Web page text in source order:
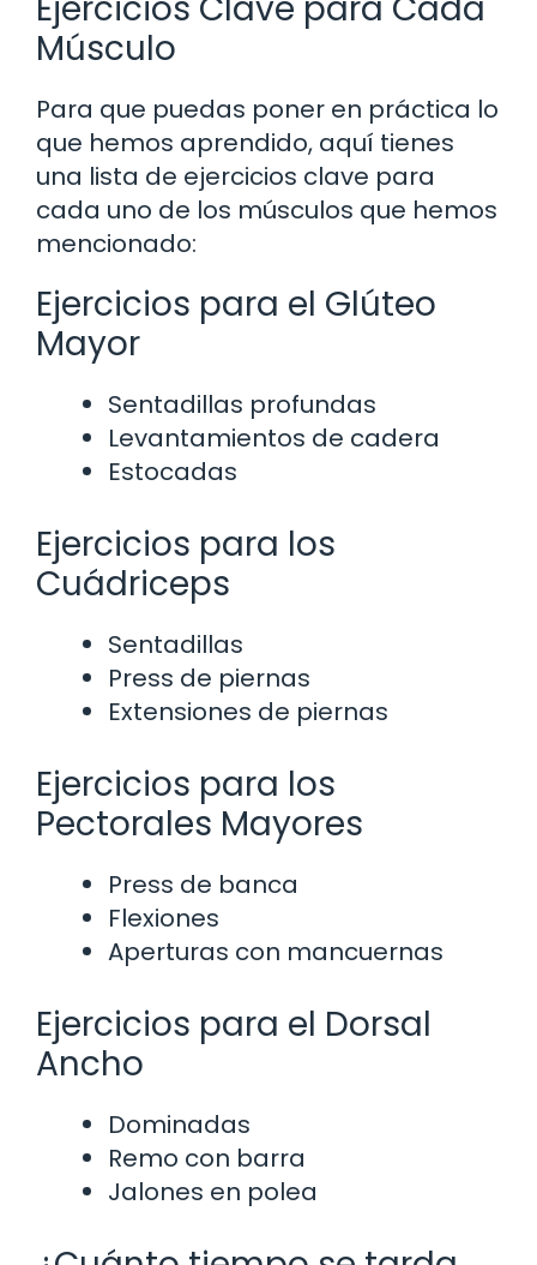
Músculo
Para que puedas poner en práctica lo
que hemos aprendido, aquí tienes
una lista de ejercicios clave para
cada uno de los músculos que hemos
mencionado:
Ejercicios para el Glúteo
Mayor
Sentadillas profundas
Levantamientos de cadera
Estocadas
Ejercicios para los
Cuádriceps
Sentadillas
Press de piernas
Extensiones de piernas
Ejercicios para los
Pectorales Mayores
Press de banca
Flexiones
Aperturas con mancuernas
Ejercicios para el Dorsal
Ancho
Dominadas
Remo con barra
Jalones en polea